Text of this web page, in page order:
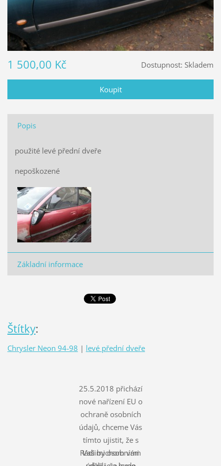
Dostupnost: Skladem
1 500,00 Kč
Popis
použité levé přední dveře
nepoškozené
Základní informace
Štítky:
Chrysler Neon 94-98 | levé přední dveře
25.5.2018 přichází
nové nařízení EU o
ochraně osobních
údajů, chceme Vás
tímto ujistit, že s
Vašimi osobními
Rádi bychom vám